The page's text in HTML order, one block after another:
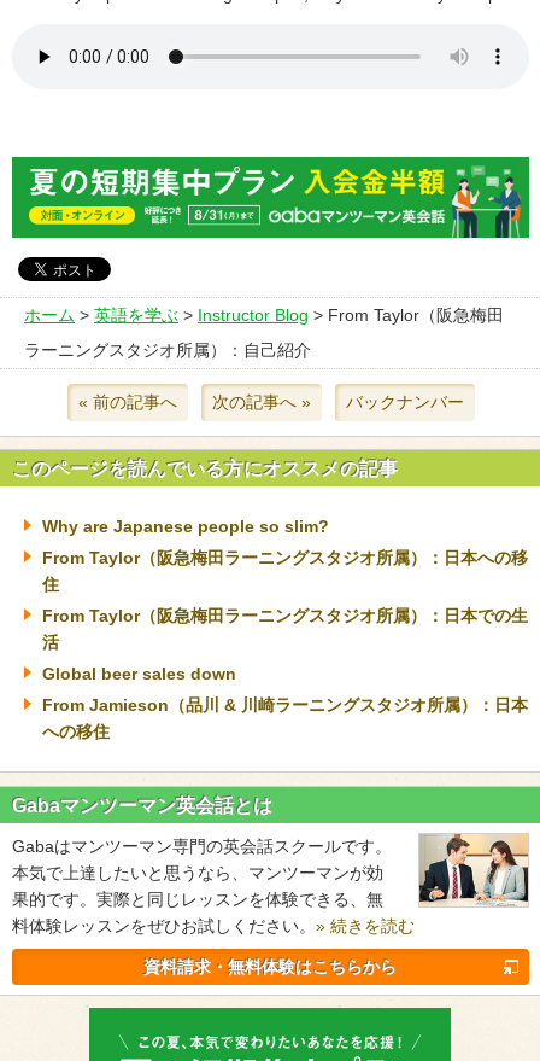
ホーム > 英語を学ぶ > Instructor Blog > From Taylor（阪急梅田
ラーニングスタジオ所属）：自己紹介
« 前の記事へ 次の記事へ » バックナンバー
このページを読んでいる方にオススメの記事
Why are Japanese people so slim?
From Taylor（阪急梅田ラーニングスタジオ所属）：日本への移
住
From Taylor（阪急梅田ラーニングスタジオ所属）：日本での生
活
Global beer sales down
From Jamieson（品川 & 川崎ラーニングスタジオ所属）：日本
への移住
Gabaマンツーマン英会話とは
Gabaはマンツーマン専門の英会話スクールです。
本気で上達したいと思うなら、マンツーマンが効
果的です。実際と同じレッスンを体験できる、無
料体験レッスンをぜひお試しください。 » 続きを読む
資料請求・無料体験はこちらから